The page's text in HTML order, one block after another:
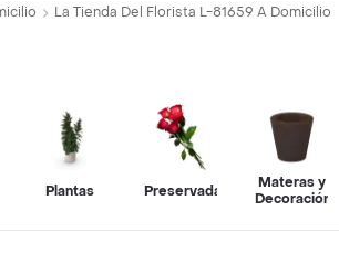
La Tienda Del Florista L-81659 A Domicilio
Plantas Preservadas
Materas y
Decoración